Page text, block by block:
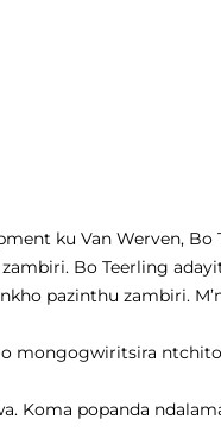
ku Van Werven,
Bo Teerling
pazinthu zambiri.
mongogwiritsira
Koma popanda